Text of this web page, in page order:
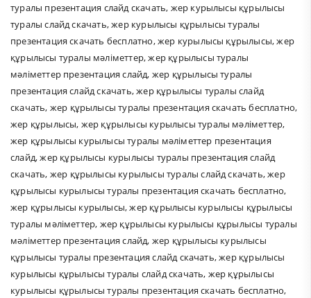
туралы презентация слайд скачать, жер курылысы құрылысы
туралы слайд скачать,жер курылысы құрылысы туралы
презентация скачать бесплатно,жер курылысы құрылысы,жер
құрылысы туралы мәліметтер,жер құрылысы туралы
мәліметтер презентация слайд, жер құрылысы туралы
презентация слайд скачать,жер құрылысы туралы слайд
скачать, жер құрылысы туралы презентация скачать бесплатно,
жер құрылысы, жер құрылысы курылысы туралы мәліметтер,
жер құрылысы курылысы туралы мәліметтер презентация
слайд,жер құрылысы курылысы туралы презентация слайд
скачать, жер құрылысы курылысы туралы слайд скачать,жер
құрылысы курылысы туралы презентация скачать бесплатно,
жер құрылысы курылысы,жер құрылысы курылысы құрылысы
туралы мәліметтер, жер құрылысы курылысы құрылысы туралы
мәліметтер презентация слайд, жер құрылысы курылысы
құрылысы туралы презентация слайд скачать,жер құрылысы
курылысы құрылысы туралы слайд скачать, жер құрылысы
курылысы құрылысы туралы презентация скачать бесплатно,